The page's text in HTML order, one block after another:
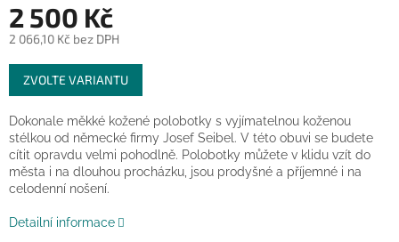
2 500 Kč
2 066,10 Kč bez DPH
Měrná
cena:
ZVOLTE VARIANTU
Dokonale měkké kožené polobotky s vyjímatelnou koženou
stélkou od německé firmy Josef Seibel. V této obuvi se budete
cítit opravdu velmi pohodlně. Polobotky můžete v klidu vzít do
města i na dlouhou procházku, jsou prodyšné a příjemné i na
celodenní nošení.
Detailní informace